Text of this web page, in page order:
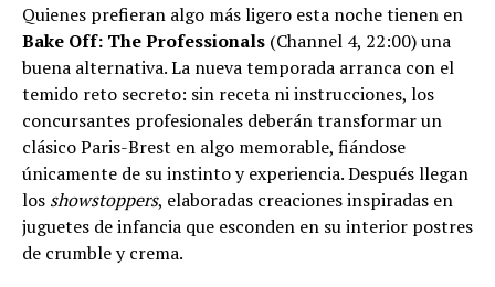
Quienes prefieran algo más ligero esta noche tienen en
Bake Off: The Professionals (Channel 4, 22:00) una
buena alternativa. La nueva temporada arranca con el
temido reto secreto: sin receta ni instrucciones, los
concursantes profesionales deberán transformar un
clásico Paris-Brest en algo memorable, fiándose
únicamente de su instinto y experiencia. Después llegan
los showstoppers, elaboradas creaciones inspiradas en
juguetes de infancia que esconden en su interior postres
de crumble y crema.